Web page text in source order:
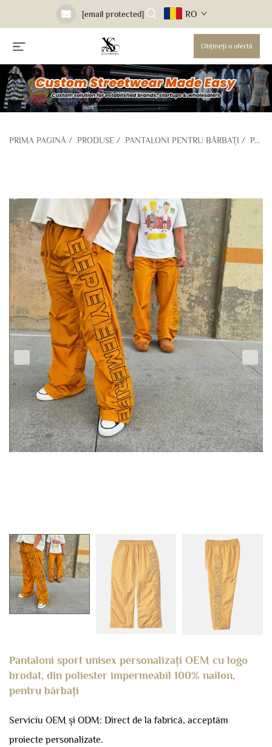
[email protected] RO
Obțineți o ofertă
PRIMA PAGINĂ / PRODUSE / PANTALONI PENTRU BĂRBAȚI / PANTALONI DE ANTRENAMENT
Pantaloni sport unisex personalizați OEM cu logo
brodat, din poliester impermeabil 100% nailon,
pentru bărbați
Serviciu OEM și ODM: Direct de la fabrică, acceptăm
proiecte personalizate.